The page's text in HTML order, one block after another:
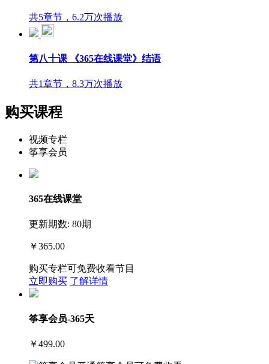
共5章节，6.2万次播放
第八十课 《365在线课堂》结语
共1章节，8.3万次播放
购买课程
视频专栏
筝享会员
365在线课堂
更新期数: 80期
￥365.00
购买专栏可免费收看节目
立即购买 了解详情
筝享会员-365天
￥499.00